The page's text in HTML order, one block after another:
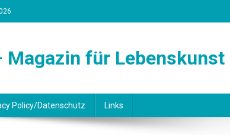
Magazin für
Policy/Datenschutz Links